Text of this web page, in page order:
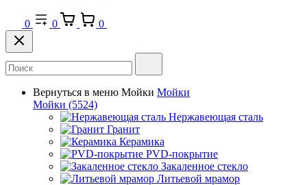
0 0 0
Вернуться в меню Мойки Мойки
Мойки (5524)
Нержавеющая сталь
Гранит
Керамика
PVD-покрытие
Закаленное стекло
Литьевой мрамор